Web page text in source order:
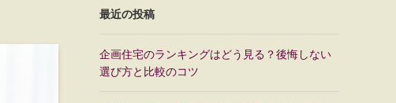
最近の投稿
企画住宅のランキングはどう見る？後悔しない
選び方と比較のコツ